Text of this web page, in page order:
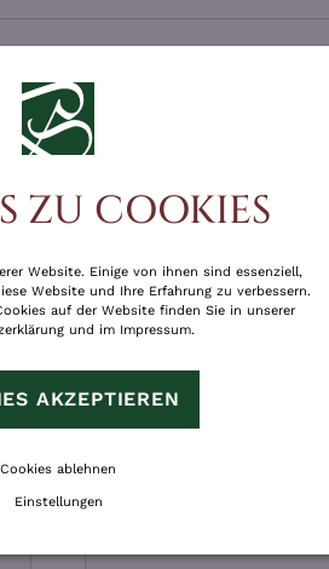
DATEN
ZU COOKIES
Website. Einige von ihnen sind essenziell,
Website und Ihre Erfahrung zu verbessern.
auf der Website finden Sie in unserer
und im Impressum.
AKZEPTIEREN
Cookies ablehnen
Einstellungen